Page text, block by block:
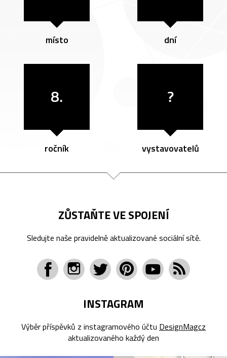
místo dní
8.
ročník
?
vystavovatelů
ZŮSTAŇTE VE SPOJENÍ
Sledujte naše pravidelně aktualizované sociální sítě.
INSTAGRAM
Výběr příspěvků z instagramového účtu DesignMagcz
aktualizovaného každý den